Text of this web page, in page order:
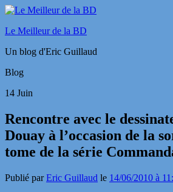
Le Meilleur de la BD
Un blog d'Eric Guillaud
Blog
14 Juin
Rencontre avec le
Douay à l’occasion de la
tome de la série
Publié parEric Guillaud le 14/06/2010 à